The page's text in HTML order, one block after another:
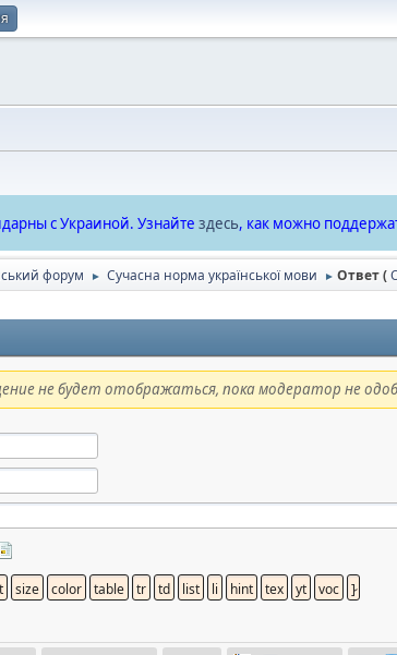
с Украиной. Узнайте здесь, как можно
форум ► Сучасна норма української мови ► Ответ (
не будет отображаться, пока модератор не